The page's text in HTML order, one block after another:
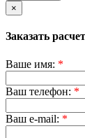
×
Заказать расчет
Ваше имя: *
Ваш телефон: *
Ваш e-mail: *